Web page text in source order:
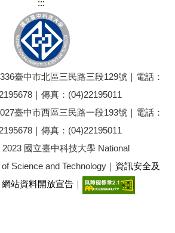
:::
臺中市北區三民路三段129號｜電話：
｜傳真：(04)22195011
臺中市西區三民路一段193號｜電話：
｜傳真：(04)22195011
國立臺中科技大學 National
Science and Technology｜ 資訊安全及
網站資料開放宣告｜